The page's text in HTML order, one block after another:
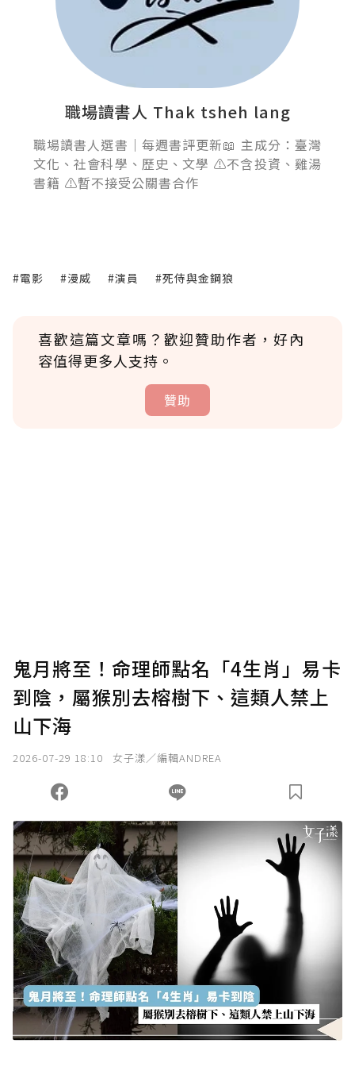
職場讀書人 Thak tsheh lang
職場讀書人選書｜每週書評更新📖 主成分：臺灣
文化、社會科學、歷史、文學 ⚠️不含投資、雞湯
書籍 ⚠️暫不接受公關書合作
#電影 #漫威 #演員 #死侍與金鋼狼
喜歡這篇文章嗎？歡迎贊助作者，好內
容值得更多人支持。
贊助
確認送出
您當前剩餘 U 利點數：0點；前往 購買點數
鬼月將至！命理師點名「4生肖」易卡
到陰，屬猴別去榕樹下、這類人禁上
山下海
2026-07-29 18:10 女子漾／編輯ANDREA